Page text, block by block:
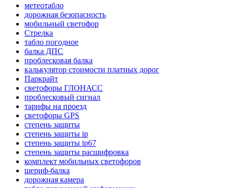
метеотабло
дорожная безопасность
мобильный светофор
Стрелка
табло погодное
балка ДПС
проблесковая балка
калькулятор стоимости платных дорог
Паркрайт
светофоры ГЛОНАСС
проблесковый сигнал
тарифы на проезд
светофоры GPS
степень защиты
степень защиты ip
степень защиты ip67
степень защиты расшифровка
комплект мобильных светофоров
шериф-балка
дорожная камера